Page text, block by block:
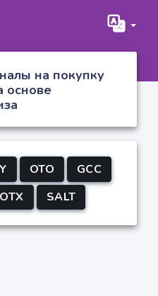
на покупку
основе
OTO
GCC
SALT